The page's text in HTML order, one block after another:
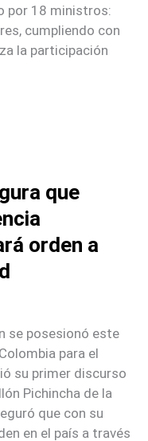
por 18 ministros:
cumpliendo con
la participación
que
orden a
se posesionó este
para el
su primer discurso
Pichincha de la
que con su
en el país a través